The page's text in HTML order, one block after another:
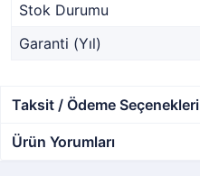
Stok Durumu
Garanti (Yıl)
Taksit / Ödeme Seçenekleri
Ürün Yorumları